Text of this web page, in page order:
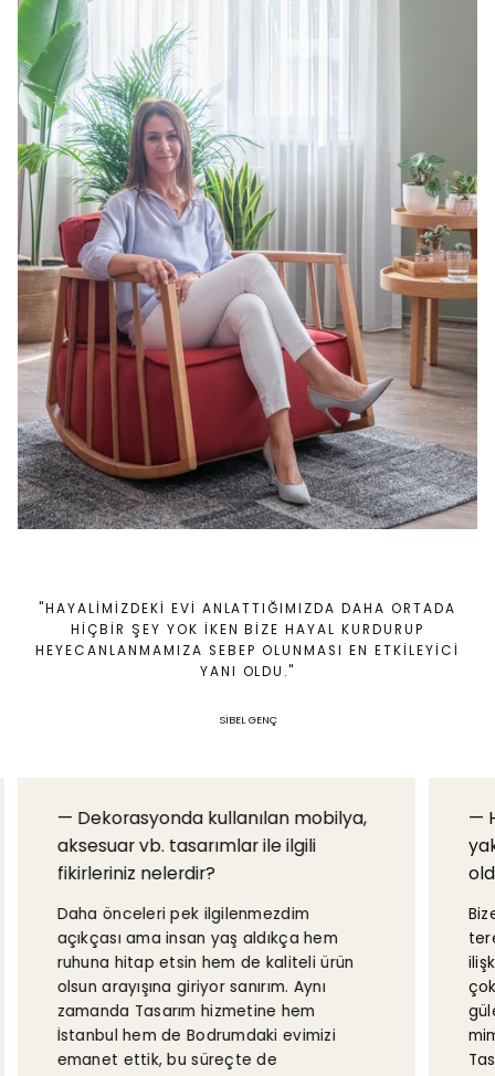
"HAYALİMİZDEKİ EVİ ANLATTIĞIMIZDA DAHA ORTADA
HİÇBİR ŞEY YOK İKEN BİZE HAYAL KURDURUP
HEYECANLANMAMIZA SEBEP OLUNMASI EN ETKİLEYİCİ
YANI OLDU."
SİBEL GENÇ
— Dekorasyonda kullanılan mobilya,
aksesuar vb. tasarımlar ile ilgili
fikirleriniz nelerdir?
Daha önceleri pek ilgilenmezdim
açıkçası ama insan yaş aldıkça hem
ruhuna hitap etsin hem de kaliteli ürün
olsun arayışına giriyor sanırım. Aynı
zamanda Tasarım hizmetine hem
İstanbul hem de Bodrumdaki evimizi
emanet ettik, bu süreçte de
—